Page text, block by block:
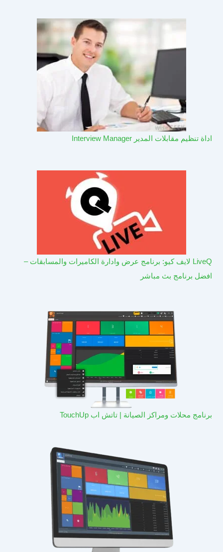
اداة تنظيم مقابلات المدير Interview Manager
LiveQ لايف كيو: برنامج عرض وادارة الكاميرات والمسابقات –
افضل برنامج بث مباشر
برنامج محلات ومراكز الصيانة | تاتش اب TouchUp